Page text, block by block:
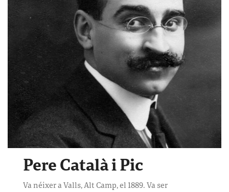
Pere Català i Pic
Va néixer a Valls, Alt Camp, el 1889. Va ser